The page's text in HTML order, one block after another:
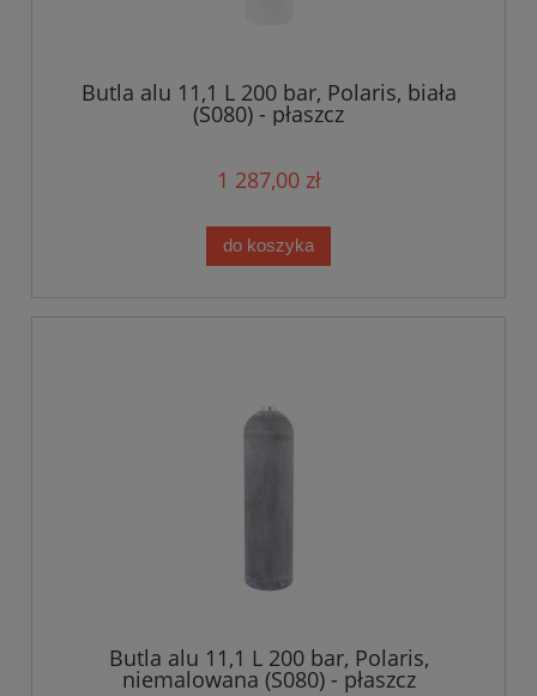
Butla alu 11,1 L 200 bar, Polaris, biała
(S080) - płaszcz
1 287,00 zł
do koszyka
Butla alu 11,1 L 200 bar, Polaris,
niemalowana (S080) - płaszcz